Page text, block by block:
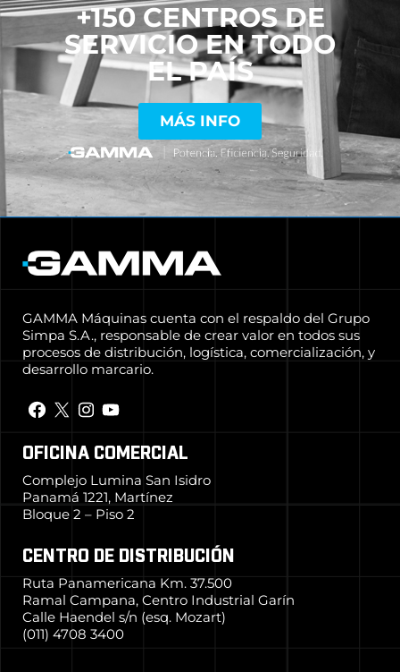
+150 CENTROS DE
SERVICIO EN TODO
EL PAÍS
MÁS INFO
GAMMA Máquinas cuenta con el respaldo del Grupo
Simpa S.A., responsable de crear valor en todos sus
procesos de distribución, logística, comercialización, y
desarrollo marcario.
OFICINA COMERCIAL
Complejo Lumina San Isidro
Panamá 1221, Martínez
Bloque 2 – Piso 2
CENTRO DE DISTRIBUCIÓN
Ruta Panamericana Km. 37.500
Ramal Campana, Centro Industrial Garín
Calle Haendel s/n (esq. Mozart)
(011) 4708 3400